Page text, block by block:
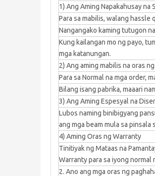
1) Ang Aming Napakahusay na
Para sa mabilis, walang hassle
Nangangako kaming tutugon
Kung kailangan mo ng payo,
mga katanungan.
2) Ang aming mabilis na oras
Para sa Normal na mga order,
Bilang isang pabrika, maaari
3) Ang Aming Espesyal na
Lubos naming binibigyang
ang mga beam mula sa
4) Aming Oras ng Warranty
Tinitiyak ng Mataas na
Warranty para sa iyong normal
2. Ano ang mga oras ng